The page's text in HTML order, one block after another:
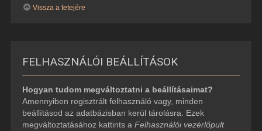
Vissza a tetejére
FELHASZNÁLÓI BEÁLLÍTÁSOK
Hogyan tudom megváltoztatni a beállításaimat?
Amennyiben regisztrált felhasználó vagy, minden
beállításod az adatbázisban kerül tárolásra. Ezek
megváltoztatásához kattints a Felhasználói vezérlőpult